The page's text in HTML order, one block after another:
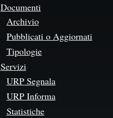
Documenti
Archivio
Pubblicati o Aggiornati
Tipologie
Servizi
URP Segnala
URP Informa
Statistiche